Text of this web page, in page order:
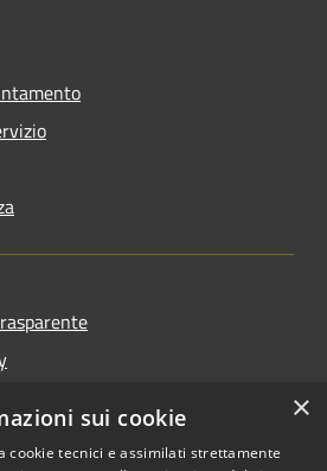
×
sui cookie
cookie tecnici e assimilati strettamente